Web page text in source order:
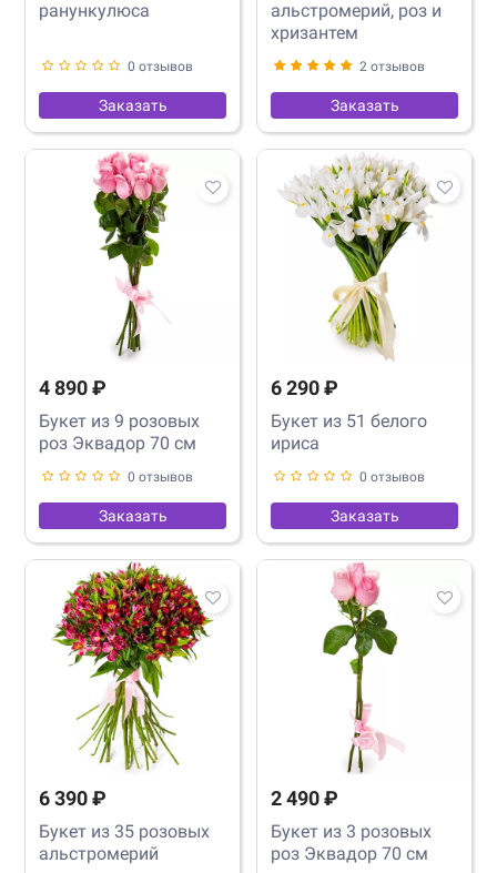
ранункулюса
0 отзывов
Заказать
альстромерий, роз и
хризантем
2 отзывов
Заказать
4 890 ₽
Букет из 9 розовых
роз Эквадор 70 см
0 отзывов
Заказать
6 290 ₽
Букет из 51 белого
ириса
0 отзывов
Заказать
6 390 ₽
Букет из 35 розовых
альстромерий
2 490 ₽
Букет из 3 розовых
роз Эквадор 70 см